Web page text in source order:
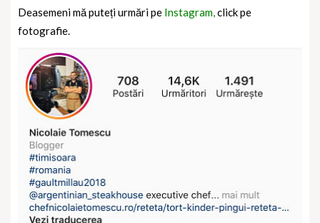
Deasemeni mă puteți urmări pe Instagram,click pe
fotografie.